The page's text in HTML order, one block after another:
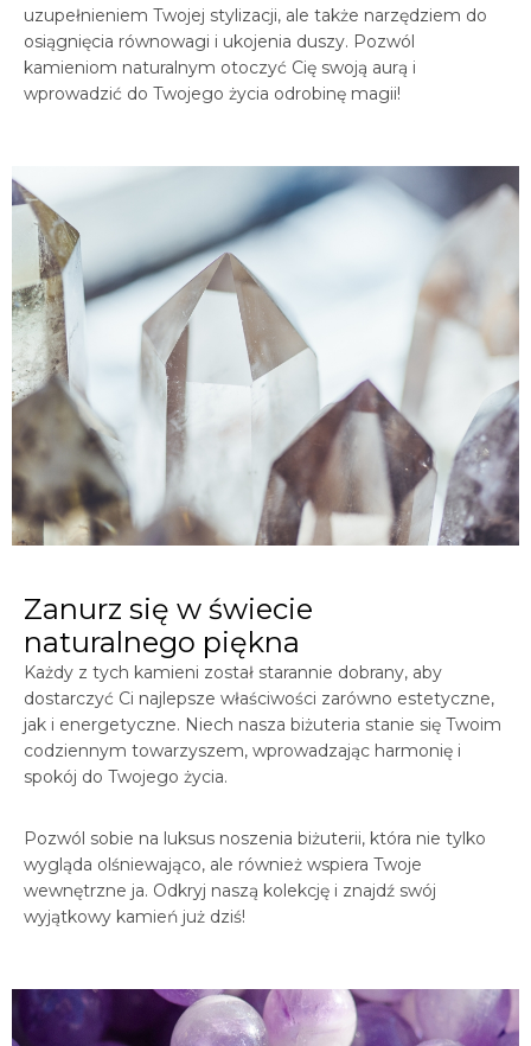
uzupełnieniem Twojej stylizacji, ale także narzędziem do
osiągnięcia równowagi i ukojenia duszy. Pozwól
kamieniom naturalnym otoczyć Cię swoją aurą i
wprowadzić do Twojego życia odrobinę magii!
Zanurz się w świecie
naturalnego piękna
Każdy z tych kamieni został starannie dobrany, aby
dostarczyć Ci najlepsze właściwości zarówno estetyczne,
jak i energetyczne. Niech nasza biżuteria stanie się Twoim
codziennym towarzyszem, wprowadzając harmonię i
spokój do Twojego życia.
Pozwól sobie na luksus noszenia biżuterii, która nie tylko
wygląda olśniewająco, ale również wspiera Twoje
wewnętrzne ja. Odkryj naszą kolekcję i znajdź swój
wyjątkowy kamień już dziś!